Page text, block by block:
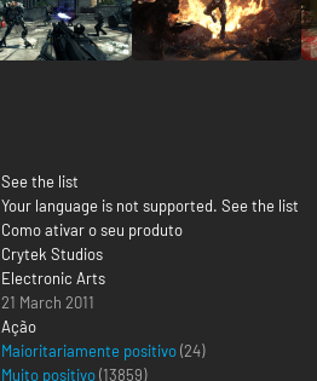
See the list
Your language is not supported. See the list
Como ativar o seu produto
Crytek Studios
Electronic Arts
21 March 2011
Ação
Maioritariamente positivo(24)
Muito positivo(13859)